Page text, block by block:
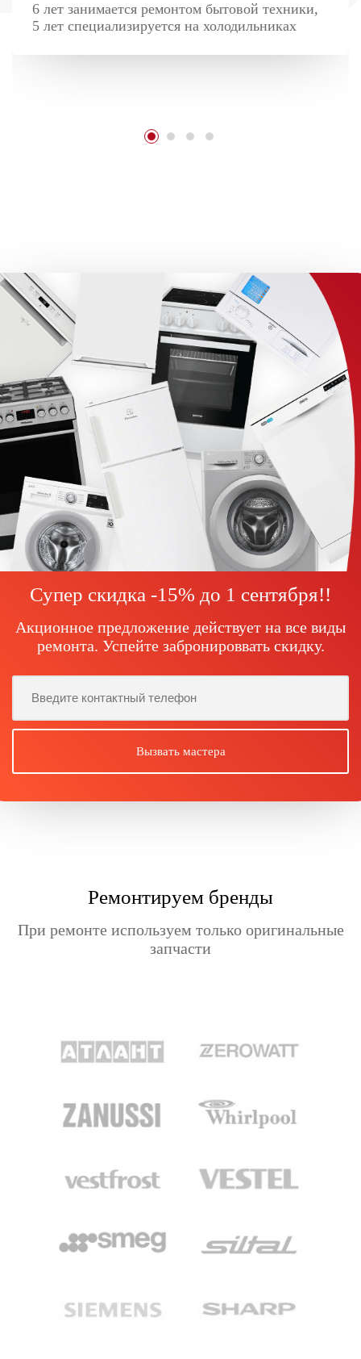
6 лет занимается ремонтом бытовой техники,
5 лет специализируется на холодильниках
Супер скидка -15% до 1 сентября!!
Акционное предложение действует на все виды
ремонта. Успейте забронироввать скидку.
Ремонтируем бренды
При ремонте используем только оригинальные
запчасти